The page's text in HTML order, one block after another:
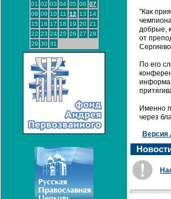
01 02 03 04 05 06 07
08 09 10 11 12 13
14
15 16 17 18 19 20 21
22 23 24 25 26 27 28
29 30 31
"Как
добрые,
от
По его
Именно
через
Версия